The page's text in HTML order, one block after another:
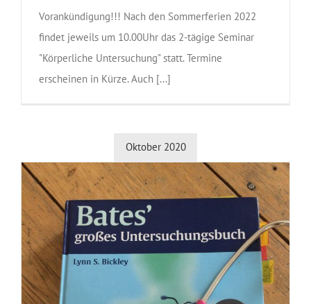
Vorankündigung!!! Nach den Sommerferien 2022
findet jeweils um 10.00Uhr das 2-tägige Seminar
"Körperliche Untersuchung" statt. Termine
erscheinen in Kürze. Auch [...]
Oktober 2020